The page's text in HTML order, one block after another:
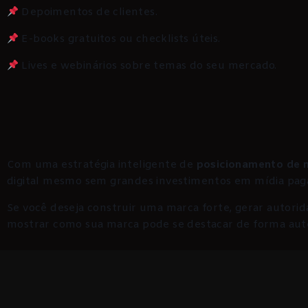
Depoimentos de clientes.
E-books gratuitos ou checklists úteis.
Lives e webinários sobre temas do seu mercado.
Com uma estratégia inteligente de posicionamento de
digital mesmo sem grandes investimentos em mídia
Se você deseja construir uma marca forte, gerar
mostrar como sua marca pode se destacar de forma